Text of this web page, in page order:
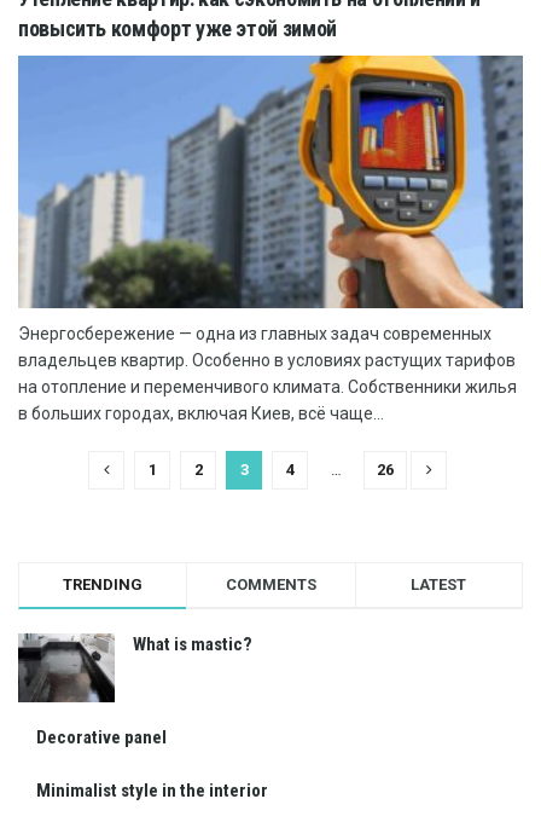
повысить комфорт уже этой зимой
Энергосбережение — одна из главных задач современных
владельцев квартир. Особенно в условиях растущих тарифов
на отопление и переменчивого климата. Собственники жилья
в больших городах, включая Киев, всё чаще...
1 2 3 4 … 26
TRENDING COMMENTS LATEST
What is mastic?
Decorative panel
Minimalist style in the interior